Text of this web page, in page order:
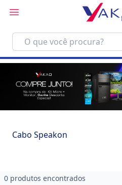
Cabo Speakon
0 produtos encontrados